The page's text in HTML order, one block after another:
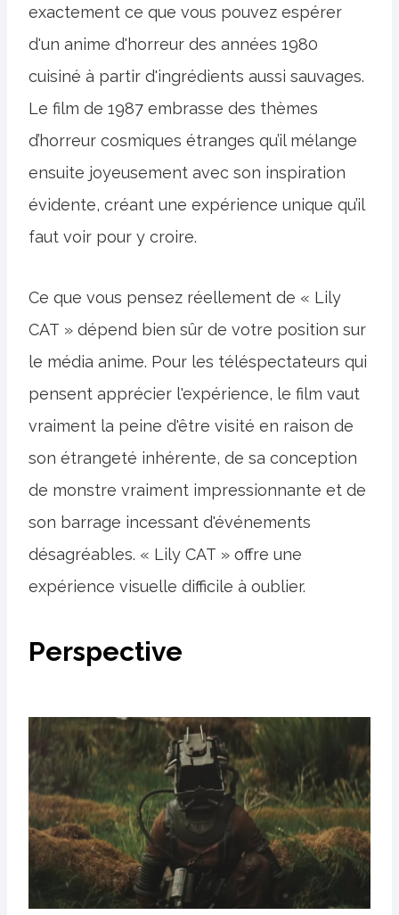
exactement ce que vous pouvez espérer
d'un anime d'horreur des années 1980
cuisiné à partir d'ingrédients aussi sauvages.
Le film de 1987 embrasse des thèmes
d’horreur cosmiques étranges qu’il mélange
ensuite joyeusement avec son inspiration
évidente, créant une expérience unique qu’il
faut voir pour y croire.
Ce que vous pensez réellement de « Lily
CAT » dépend bien sûr de votre position sur
le média anime. Pour les téléspectateurs qui
pensent apprécier l'expérience, le film vaut
vraiment la peine d'être visité en raison de
son étrangeté inhérente, de sa conception
de monstre vraiment impressionnante et de
son barrage incessant d'événements
désagréables. « Lily CAT » offre une
expérience visuelle difficile à oublier.
Perspective